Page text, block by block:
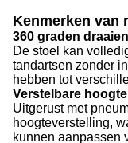
Kenmerken van
360 graden
De stoel kan
tandartsen zonder
hebben tot
Verstelbare
Uitgerust met
hoogteverstelling,
kunnen aanpassen